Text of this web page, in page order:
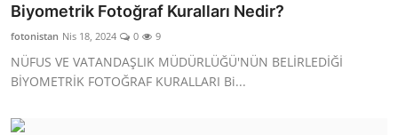
Biyometrik Fotoğraf Kuralları Nedir?
fotonistan Nis 18, 2024 0 9
NÜFUS VE VATANDAŞLIK MÜDÜRLÜĞÜ'NÜN BELİRLEDİĞİ
BİYOMETRİK FOTOĞRAF KURALLARI Bi...